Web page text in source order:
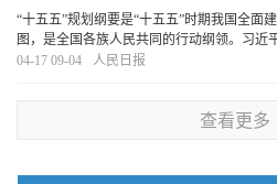
“十五五”规划纲要是“十五五”时期我国全面
图，是全国各族人民共同的行动纲领。习近
划是我们党治国理政一条重要经验，是中国
04-17 09-04 人民日报
查看更多